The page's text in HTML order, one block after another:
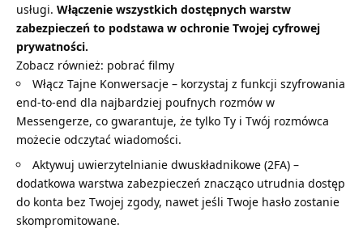
usługi. Włączenie wszystkich dostępnych warstw
zabezpieczeń to podstawa w ochronie Twojej cyfrowej
prywatności.
Zobacz również: pobrać filmy
Włącz Tajne Konwersacje – korzystaj z funkcji szyfrowania
end-to-end dla najbardziej poufnych rozmów w
Messengerze, co gwarantuje, że tylko Ty i Twój rozmówca
możecie odczytać wiadomości.
Aktywuj uwierzytelnianie dwuskładnikowe (2FA) –
dodatkowa warstwa zabezpieczeń znacząco utrudnia dostęp
do konta bez Twojej zgody, nawet jeśli Twoje hasło zostanie
skompromitowane.